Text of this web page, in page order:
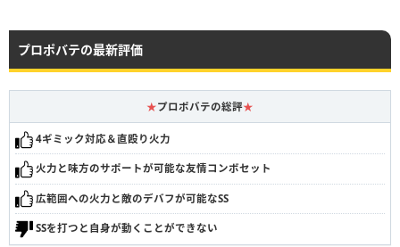
プロポバテの最新評価
★プロポバテの総評★
4ギミック対応＆直殴り火力
火力と味方のサポートが可能な友情コンボセット
広範囲への火力と敵のデバフが可能なSS
SSを打つと自身が動くことができない